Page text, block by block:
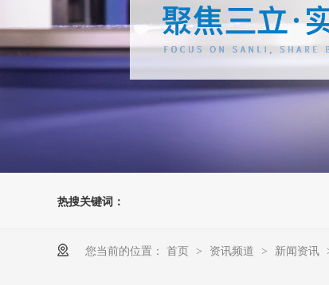
热搜关键词：
您当前的位置： 首页 > 资讯频道 > 新闻资讯